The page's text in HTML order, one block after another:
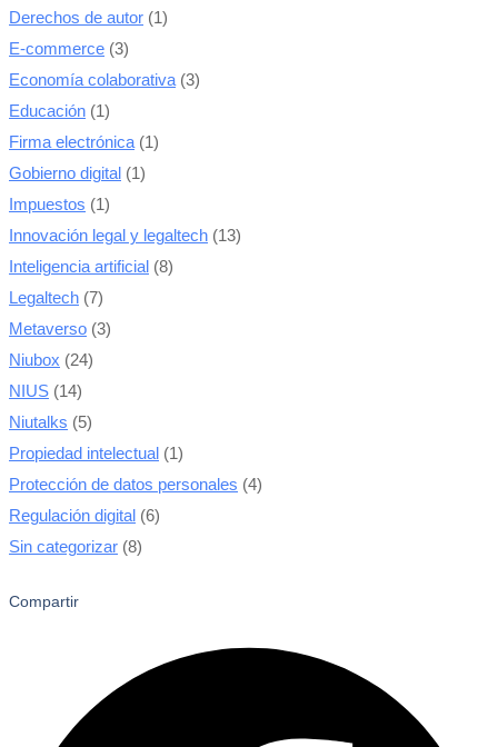
Derechos de autor (1)
E-commerce (3)
Economía colaborativa (3)
Educación (1)
Firma electrónica (1)
Gobierno digital (1)
Impuestos (1)
Innovación legal y legaltech (13)
Inteligencia artificial (8)
Legaltech (7)
Metaverso (3)
Niubox (24)
NIUS (14)
Niutalks (5)
Propiedad intelectual (1)
Protección de datos personales (4)
Regulación digital (6)
Sin categorizar (8)
Compartir